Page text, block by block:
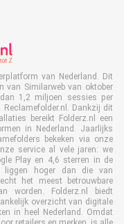
van Nederland. Dit
van Similarweb van oktober
1,2 miljoen sessies per
Dankzij dit
bereikt Folderz.nl een
in Nederland. Jaarlijks
bekeken via onze
service al vele jaren: we
Play en 4,6 sterren in de
liggen hoger dan die van
het meest betrouwbare
worden. Folderz.nl biedt
overzicht van digitale
in heel Nederland. Omdat